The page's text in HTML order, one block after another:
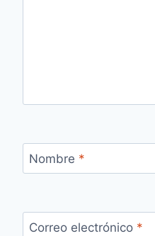
Nombre *
Correo electrónico *